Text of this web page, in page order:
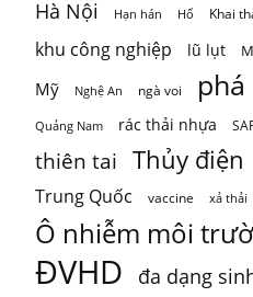
Hà Nội Hạn hán Hổ Khai
khu công nghiệp lũ lụt
Mỹ Nghệ An ngà voi
Quảng Nam rác thải nhựa
thiên tai Thủy điện
Trung Quốc
vaccine xả thải
Ô nhiễm môi
ĐVHD đa dạng